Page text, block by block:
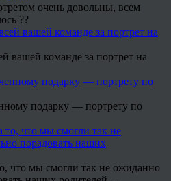
очень довольны, всем
??
вашей команде за портрет на
подарку — портрету по
что мы смогли так не ожиданно